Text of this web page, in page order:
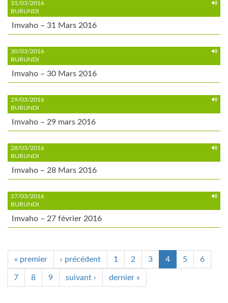
31/03/2016
BURUNDI
Imvaho – 31 Mars 2016
30/03/2016
BURUNDI
Imvaho – 30 Mars 2016
29/03/2016
BURUNDI
Imvaho – 29 mars 2016
28/03/2016
BURUNDI
Imvaho – 28 Mars 2016
27/03/2016
BURUNDI
Imvaho – 27 février 2016
« premier ‹ précédent 1 2 3 4 5 6
7 8 9 suivant › dernier »